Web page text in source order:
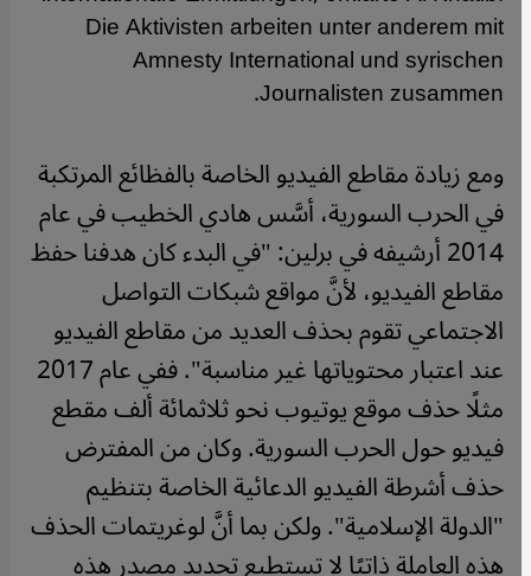
Die Aktivisten arbeiten unter anderem mit
Amnesty International und syrischen
Journalisten zusammen.
ومع زيادة مقاطع الفيديو الخاصة بالفظائع المرتكبة
في الحرب السورية، أسَّس هادي الخطيب في عام
2014 أرشيفه في برلين: "في البدء كان هدفنا حفظ
مقاطع الفيديو، لأنَّ مواقع شبكات التواصل
الاجتماعي تقوم بحذف العديد من مقاطع الفيديو
عند اعتبار محتوياتها غير مناسبة". ففي عام 2017
مثلًا حذف موقع يوتيوب نحو ثلاثمائة ألف مقطع
فيديو حول الحرب السورية. وكان من المفترض
حذف أشرطة الفيديو الدعائية الخاصة بتنظيم
"الدولة الإسلامية". ولكن بما أنَّ لوغريتمات الحذف